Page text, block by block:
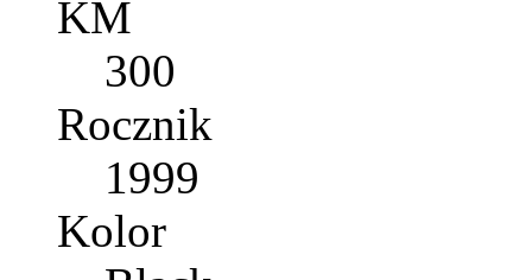
KM
300
Rocznik
1999
Kolor